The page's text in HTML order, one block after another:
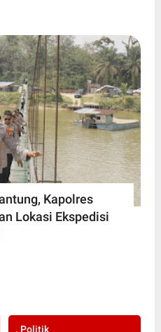
Kapolres
Lokasi Ekspedisi
. Politik